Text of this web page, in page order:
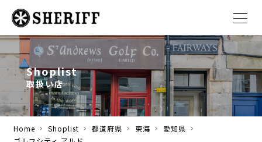
Shoplist
取扱い店
Home Shoplist 都道府県 東海
愛知県